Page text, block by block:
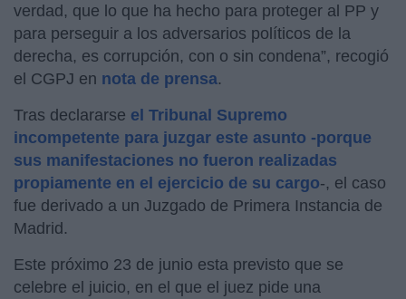
verdad, que lo que ha hecho para proteger al PP y
para perseguir a los adversarios políticos de la
derecha, es corrupción, con o sin condena”, recogió
el CGPJ en nota de prensa.
Tras declararse el Tribunal Supremo
incompetente para juzgar este asunto -porque
sus manifestaciones no fueron realizadas
propiamente en el ejercicio de su cargo-, el caso
fue derivado a un Juzgado de Primera Instancia de
Madrid.
Este próximo 23 de junio esta previsto que se
celebre el juicio, en el que el juez pide una